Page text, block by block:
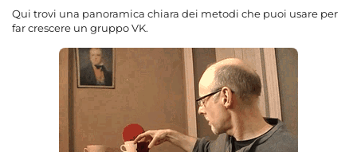
Qui trovi una panoramica chiara dei metodi che puoi usare per
far crescere un gruppo VK.